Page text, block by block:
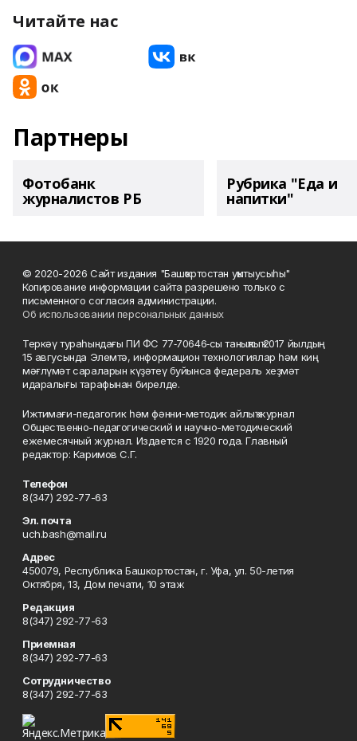
Читайте нас
Партнеры
Фотобанк
журналистов РБ
Рубрика "Еда и
напитки"
© 2020-2026 Сайт издания "Башҡортостан уҡытыусыһы"
Копирование информации сайта разрешено только с
письменного согласия администрации.
Об использовании персональных данных
Теркәү тураһындағы ПИ ФС 77‑70646‑сы таныҡлыҡ 2017 йылдың
15 авгусында Элемтә, информацион технологиялар һәм киң
мәғлүмәт сараларын күҙәтеү буйынса федераль хеҙмәт
идаралығы тарафынан бирелде.
Ижтимағи-педагогик һәм фәнни-методик айлыҡ журнал
Общественно-педагогический и научно-методический
ежемесячный журнал. Издается с 1920 года. Главный
редактор: Каримов С.Г.
Телефон
8(347) 292-77-63
Эл. почта
uch.bash@mail.ru
Адрес
450079, Республика Башкортостан, г. Уфа, ул. 50-летия
Октября, 13, Дом печати, 10 этаж
Редакция
8(347) 292-77-63
Приемная
8(347) 292-77-63
Сотрудничество
8(347) 292-77-63